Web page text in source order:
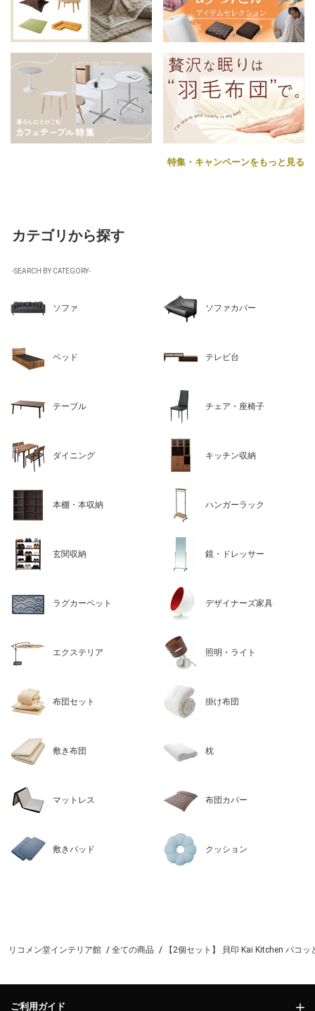
特集・キャンペーンをもっと見る
カテゴリから探す
-SEARCH BY CATEGORY-
ソファ ソファカバー
ベッド テレビ台
テーブル チェア・座椅子
ダイニング キッチン収納
本棚・本収納 ハンガーラック
玄関収納 鏡・ドレッサー
ラグカーペット デザイナーズ家具
エクステリア 照明・ライト
布団セット 掛け布団
敷き布団 枕
マットレス 布団カバー
敷きパッド クッション
リコメン堂インテリア館 全ての商品 【2個セット】 貝印 Kai Kitchen パコ
ご利用ガイド